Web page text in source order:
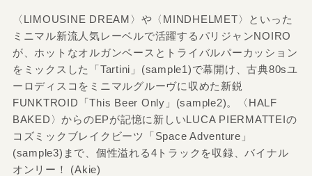
〈LIMOUSINE DREAM〉や〈MINDHELMET〉といった
ミニマル新流人気レーベルで活躍するパリジャンNOIRO
が、ホットなオルガンベースとトライバルパーカッション
をミックスした「Tartini」(sample1)で幕開け、古典80sユ
ーロディスコをミニマルグルーヴに収めた新鋭
FUNKTROID「This Beer Only」(sample2)。〈HALF
BAKED〉からのEPが記憶に新しいLUCA PIERMATTEIの
コズミックブレイクビーツ「Space Adventure」
(sample3)まで、個性溢れる4トラックを収録、バイナル
オンリー！ (Akie)